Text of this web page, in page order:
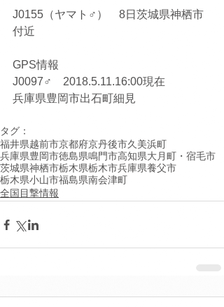
J0155（ヤマト♂）　8日茨城県神栖市
付近
GPS情報
J0097♂　2018.5.11.16:00現在
兵庫県豊岡市出石町細見
タグ：
福井県越前市京都府京丹後市久美浜町
兵庫県豊岡市徳島県鳴門市高知県大月町・宿毛市
茨城県神栖市栃木県栃木市兵庫県養父市
栃木県小山市福島県南会津町
全国目撃情報